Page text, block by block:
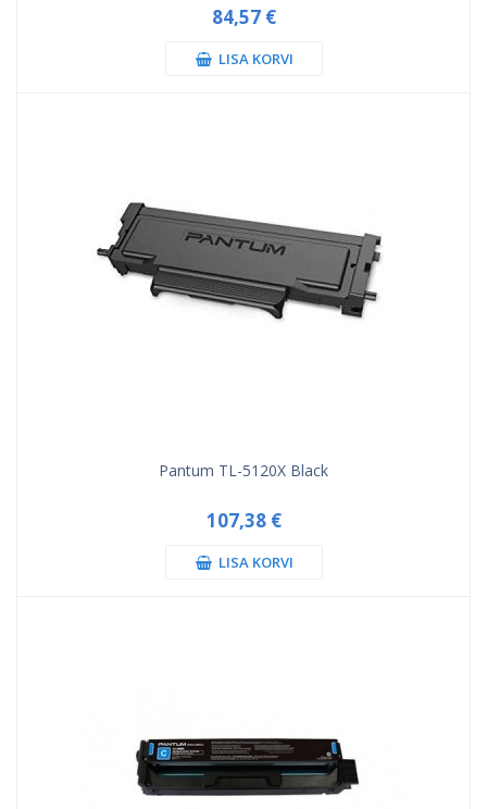
84,57 €
LISA KORVI
Pantum TL-5120X Black
107,38 €
LISA KORVI